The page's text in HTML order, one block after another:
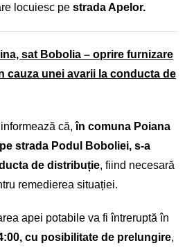
locuiesc pe strada Apelor.
sat Bobolia – oprire furnizare
cauza unei avarii la conducta de
că,în comuna Poiana
strada Podul Boboliei, s-a
de distribuție, fiind necesară
remedierea situației.
apei potabile va fi întreruptă în
cu posibilitate de prelungire,